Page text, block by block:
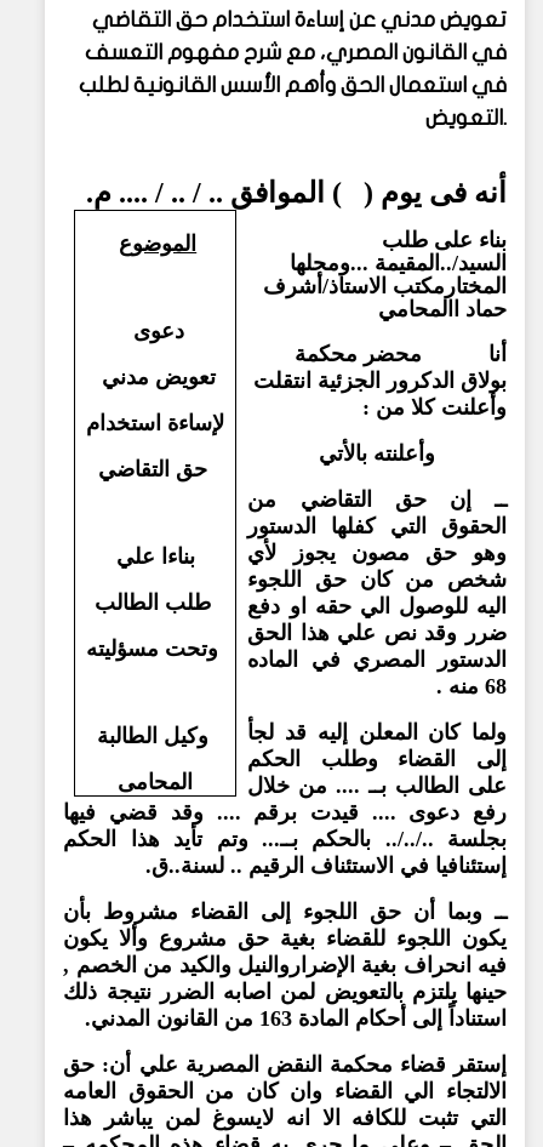
تعويض مدني عن إساءة استخدام حق التقاضي
في القانون المصري، مع شرح مفهوم التعسف
في استعمال الحق وأهم الأسس القانونية لطلب
التعويض.
أنه فى يوم ( ) الموافق .. / .. / .... م.
الموضوع
دعوى
تعويض مدني
لإساءة استخدام
حق التقاضي
بناءا علي
طلب الطالب
وتحت مسؤليته
وكيل الطالبة
المحامى
بناء على طلب
السيد/..المقيمة ...ومحلها
المختارمكتب الاستاذ/أشرف
حماد االمحامي
أنا محضر محكمة
بولاق الدكرور الجزئية انتقلت
وأعلنت كلا من :
وأعلنته بالأتي
ــ إن حق التقاضي من
الحقوق التي كفلها الدستور
وهو حق مصون يجوز لأي
شخص من كان حق اللجوء
اليه للوصول الي حقه او دفع
ضرر وقد نص علي هذا الحق
الدستور المصري في الماده
68 منه .
ولما كان المعلن إليه قد لجأ
إلى القضاء وطلب الحكم
على الطالب بــ .... من خلال
رفع دعوى .... قيدت برقم .... وقد قضي فيها
بجلسة ../../.. بالحكم بــ... وتم تأيد هذا الحكم
إستئنافيا في الاستئناف الرقيم .. لسنة..ق.
ــ وبما أن حق اللجوء إلى القضاء مشروط بأن
يكون اللجوء للقضاء بغية حق مشروع وألا يكون
فيه انحراف بغية الإضراروالنيل والكيد من الخصم ,
حينها يلتزم بالتعويض لمن اصابه الضرر نتيجة ذلك
استناداً إلى أحكام المادة 163 من القانون المدني.
إستقر قضاء محكمة النقض المصرية علي أن: حق
الالتجاء الي القضاء وان كان من الحقوق العامه
التي تثبت للكافه الا انه لايسوغ لمن يباشر هذا